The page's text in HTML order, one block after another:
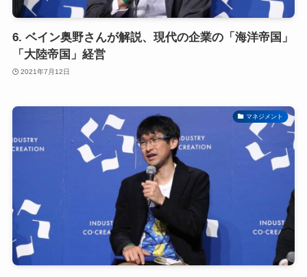
6. ベイン奥野さんが解説、現代の企業の「海洋帝国」
「大陸帝国」経営
2021年7月12日
マネジメント